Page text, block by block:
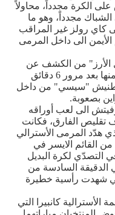
الكرة مجدداً، محاولاً
مجدداً، وهو ما
رولز غير المراقب
الأيمن الى داخل المرمى
الأرز" من الكشف عن
وجههم الهجومي وخلق فرصٍ خطرة منها بعد مرور 6 دقائق
طنيش "سيسي" من داخل
بصعوبة.
الى لعب أوراقه
تقليص الفارق، فكانت
هدّد المرمى الأسترالي
القائم الايسر في
في التصدّي لكرة البديل
السادسة من
شهدت رأسية خطيرة
الأسترالية كانبيرا التي